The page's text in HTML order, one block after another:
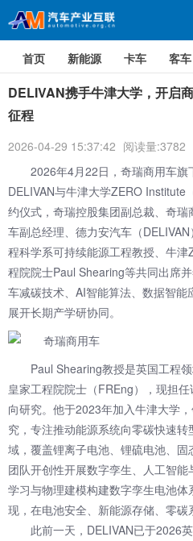
首页 新能源 卡车 客车
DELIVAN携手牛津大学，开启
征程
2026-04-29 15:37:42 阅读量:3782
2026年4月22日，奇瑞商用车旗
DELIVAN与牛津大学ZERO Institute
约仪式，奇瑞控股集团副总裁、奇
车副总经理、德力安汽车（
程科学系可持续能源工程教授、牛
程院院士Paul Shearing等共同出席
车减碳技术、AI智能算法、数据智
展开长期产学研协同。
Paul Shearing教授是英国工程
皇家工程院院士（FREng），现担
向研究。他于2023年加入牛津大学
究，专注推动能源系统向零碳快速
域，覆盖锂离子电池、锂硫电池、
团队开创性开展数字孪生、人工智
学习与物理建模构建数字孪生电池
现，在电池安全、新能源存储、零碳
此前一天，DELIVAN已于2026